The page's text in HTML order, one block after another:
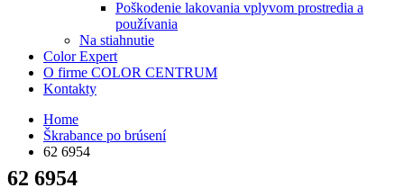
Poškodenie lakovania vplyvom prostredia a
používania
Na stiahnutie
Color Expert
O firme COLOR CENTRUM
Kontakty
Home
Škrabance po brúsení
62 6954
62 6954